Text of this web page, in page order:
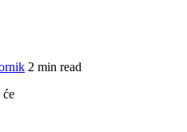
2 min read
će